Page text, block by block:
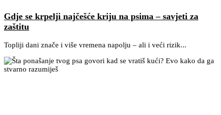
Gdje se krpelji najčešće kriju na psima – savjeti za
zaštitu
Topliji dani znače i više vremena napolju – ali i veći rizik...